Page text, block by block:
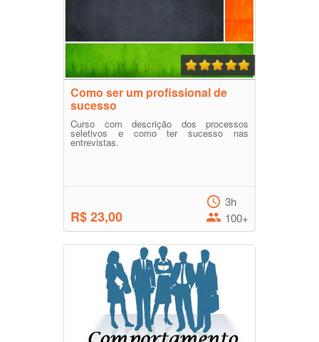
Como ser um profissional de
sucesso
Curso com descrição dos processos
seletivos e como ter sucesso nas
entrevistas.
R$ 23,00
3h
100+